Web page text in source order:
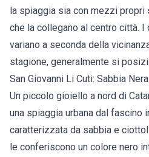
la spiaggia sia con mezzi
che la collegano al centro città.
variano a seconda della
stagione, generalmente si
San Giovanni Li Cuti: Sabbia
Un piccolo gioiello a nord di
una spiaggia urbana dal fascino
caratterizzata da sabbia e
le conferiscono un colore nero